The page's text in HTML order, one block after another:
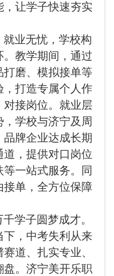
让学子快速夯实
业无忧，学校构
教学期间，通过
打磨、模拟接单等
，打造专属个人作
对接岗位。就业层
学校与济宁及周
牌企业达成长期
，提供对口岗位
一站式服务。同
接单，全方位保障
学子圆梦成才。
下，中考失利从来
道、扎实专业、
。济宁美开乐职